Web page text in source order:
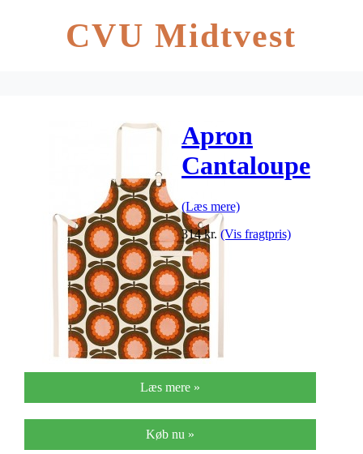
CVU Midtvest
Apron
Cantaloupe
Melon
(Læs mere)
314 kr. (Vis fragtpris)
Læs mere »
Køb nu »